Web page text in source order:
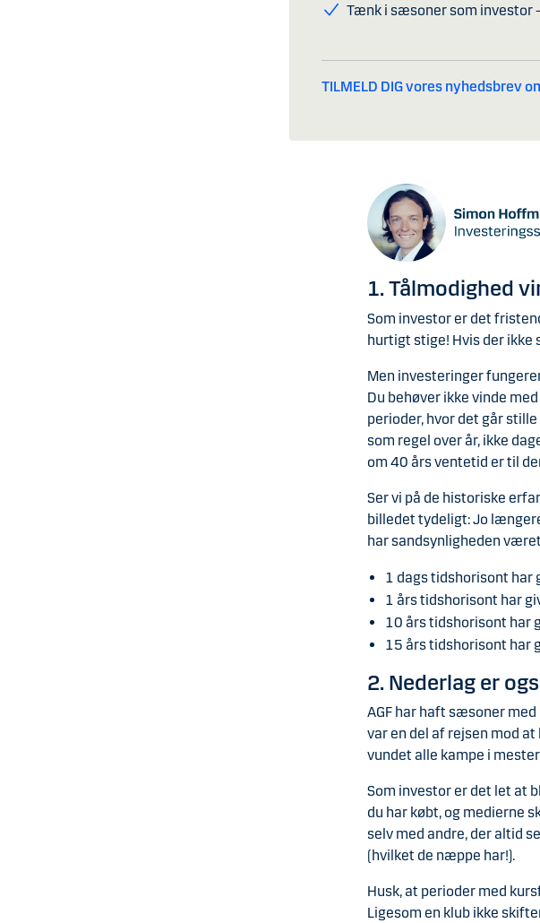
Tænk i sæsoner som investor
TILMELD DIG vores nyhedsbrev
1. Tålmodighed
Som investor er det
hurtigt stige! Hvis der ikke
Men investeringer
Du behøver ikke vinde
perioder, hvor det går
som regel over år, ikke
om 40 års ventetid er til
Ser vi på de historiske
billedet tydeligt: Jo
har sandsynligheden
1 dags tidshorisont har
1 års tidshorisont har
10 års tidshorisont har
15 års tidshorisont har
2. Nederlag er
AGF har haft sæsoner
var en del af rejsen mod
vundet alle kampe i
Som investor er det let at
du har købt, og medierne
selv med andre, der altid
(hvilket de næppe har!).
Husk, at perioder med
Ligesom en klub ikke